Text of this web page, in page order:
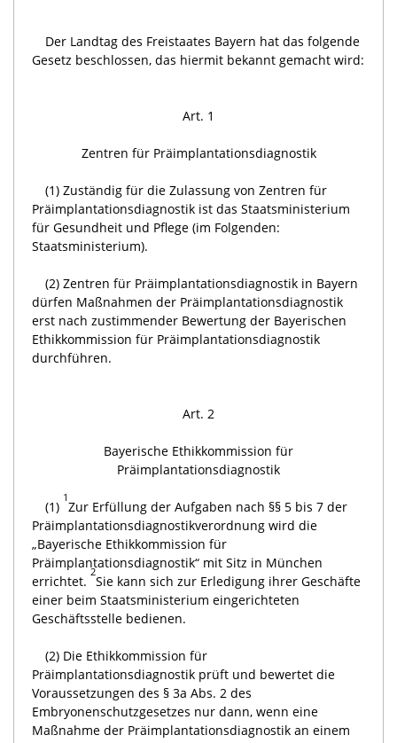
Der Landtag des Freistaates Bayern hat das folgende
Gesetz beschlossen, das hiermit bekannt gemacht wird:
Art. 1
Zentren für Präimplantationsdiagnostik
(1) Zuständig für die Zulassung von Zentren für
Präimplantationsdiagnostik ist das Staatsministerium
für Gesundheit und Pflege (im Folgenden:
Staatsministerium).
(2) Zentren für Präimplantationsdiagnostik in Bayern
dürfen Maßnahmen der Präimplantationsdiagnostik
erst nach zustimmender Bewertung der Bayerischen
Ethikkommission für Präimplantationsdiagnostik
durchführen.
Art. 2
Bayerische Ethikkommission für
Präimplantationsdiagnostik
(1)
1
Zur Erfüllung der Aufgaben nach §§ 5 bis 7 der
Präimplantationsdiagnostikverordnung wird die
„Bayerische Ethikkommission für
Präimplantationsdiagnostik“ mit Sitz in München
errichtet.
2
Sie kann sich zur Erledigung ihrer Geschäfte
einer beim Staatsministerium eingerichteten
Geschäftsstelle bedienen.
(2) Die Ethikkommission für
Präimplantationsdiagnostik prüft und bewertet die
Voraussetzungen des § 3a Abs. 2 des
Embryonenschutzgesetzes nur dann, wenn eine
Maßnahme der Präimplantationsdiagnostik an einem